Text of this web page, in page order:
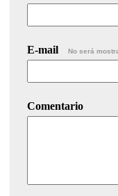
E-mail No será
Comentario